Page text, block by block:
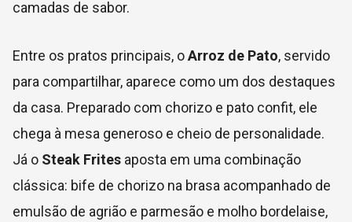
camadas de sabor.
Entre os pratos principais, oArroz de Pato, servido
para compartilhar, aparece como um dos destaques
da casa. Preparado com chorizo e pato confit, ele
chega à mesa generoso e cheio de personalidade.
Já o Steak Frites aposta em uma combinação
clássica: bife de chorizo na brasa acompanhado de
emulsão de agrião e parmesão e molho bordelaise,